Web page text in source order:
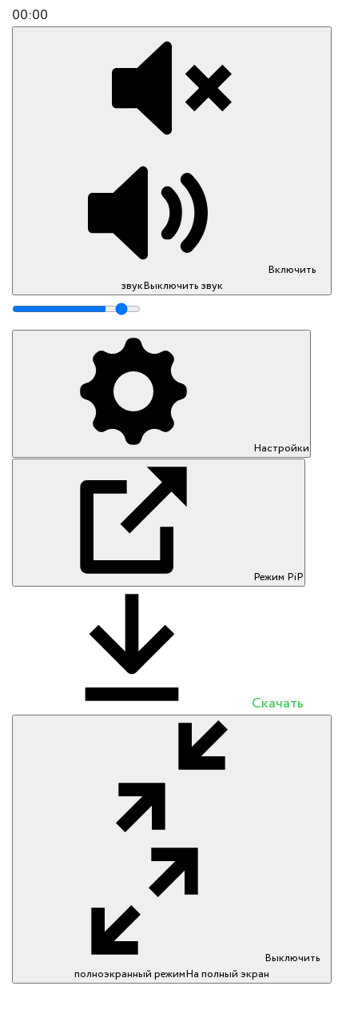
00:00
Включить
звукВыключить звук
Настройки
Режим PiP
Скачать
Выключить
полноэкранный режимНа полный экран